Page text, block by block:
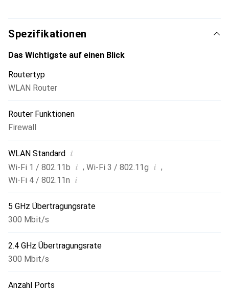
den meisten ISPs zu gewährleisten. Der TD-W9970 dient
als DSL-Modem und WLAN-Router und kombiniert zwei
Geräte in einem.
Spezifikationen
Das Wichtigste auf einen Blick
Routertyp
WLAN Router
Router Funktionen
Firewall
WLAN Standard i
Wi-Fi 1 / 802.11b i , Wi-Fi 3 / 802.11g i ,
Wi-Fi 4 / 802.11n i
5 GHz Übertragungsrate
300 Mbit/s
2.4 GHz Übertragungsrate
300 Mbit/s
Anzahl Ports